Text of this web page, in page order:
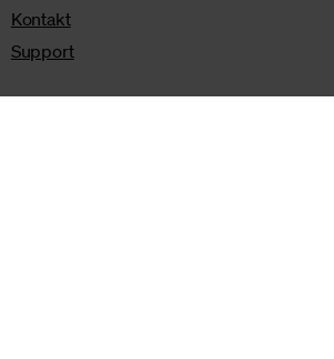
Kontakt
Support